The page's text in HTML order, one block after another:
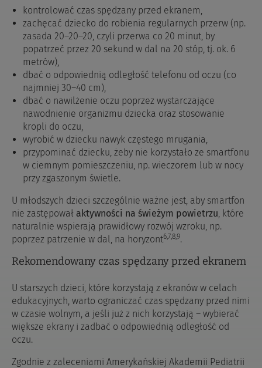
kontrolować czas spędzany przed ekranem,
zachęcać dziecko do robienia regularnych przerw (np.
zasada 20–20–20, czyli przerwa co 20 minut, by
popatrzeć przez 20 sekund w dal na 20 stóp, tj. ok. 6
metrów),
dbać o odpowiednią odległość telefonu od oczu (co
najmniej 30–40 cm),
dbać o nawilżenie oczu poprzez wystarczające
nawodnienie organizmu dziecka oraz stosowanie
kropli do oczu,
wyrobić w dziecku nawyk częstego mrugania,
przypominać dziecku, żeby nie korzystało ze smartfonu
w ciemnym pomieszczeniu, np. wieczorem lub w nocy
przy zgaszonym świetle.
U młodszych dzieci szczególnie ważne jest, aby smartfon
nie zastępował aktywności na świeżym powietrzu , które
naturalnie wspierają prawidłowy rozwój wzroku, np.
poprzez patrzenie w dal, na horyzont6,7,8,9.
Rekomendowany czas spędzany przed ekranem
U starszych dzieci, które korzystają z ekranów w celach
edukacyjnych, warto ograniczać czas spędzany przed nimi
w czasie wolnym, a jeśli już z nich korzystają – wybierać
większe ekrany i zadbać o odpowiednią odległość od
oczu.
Zgodnie z zaleceniami Amerykańskiej Akademii Pediatrii